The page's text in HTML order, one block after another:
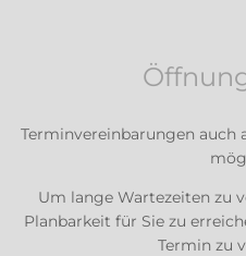
Terminvereinbarungen auch
Um lange Wartezeiten zu
Planbarkeit für Sie zu
Termin zu